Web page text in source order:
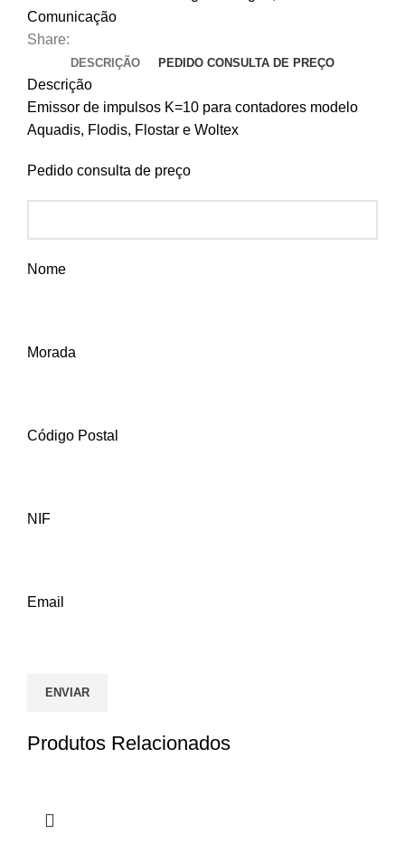
Comunicação
Share:
DESCRIÇÃO PEDIDO CONSULTA DE PREÇO
Descrição
Emissor de impulsos K=10 para contadores modelo
Aquadis, Flodis, Flostar e Woltex
Pedido consulta de preço
Nome
Morada
Código Postal
NIF
Email
Produtos Relacionados